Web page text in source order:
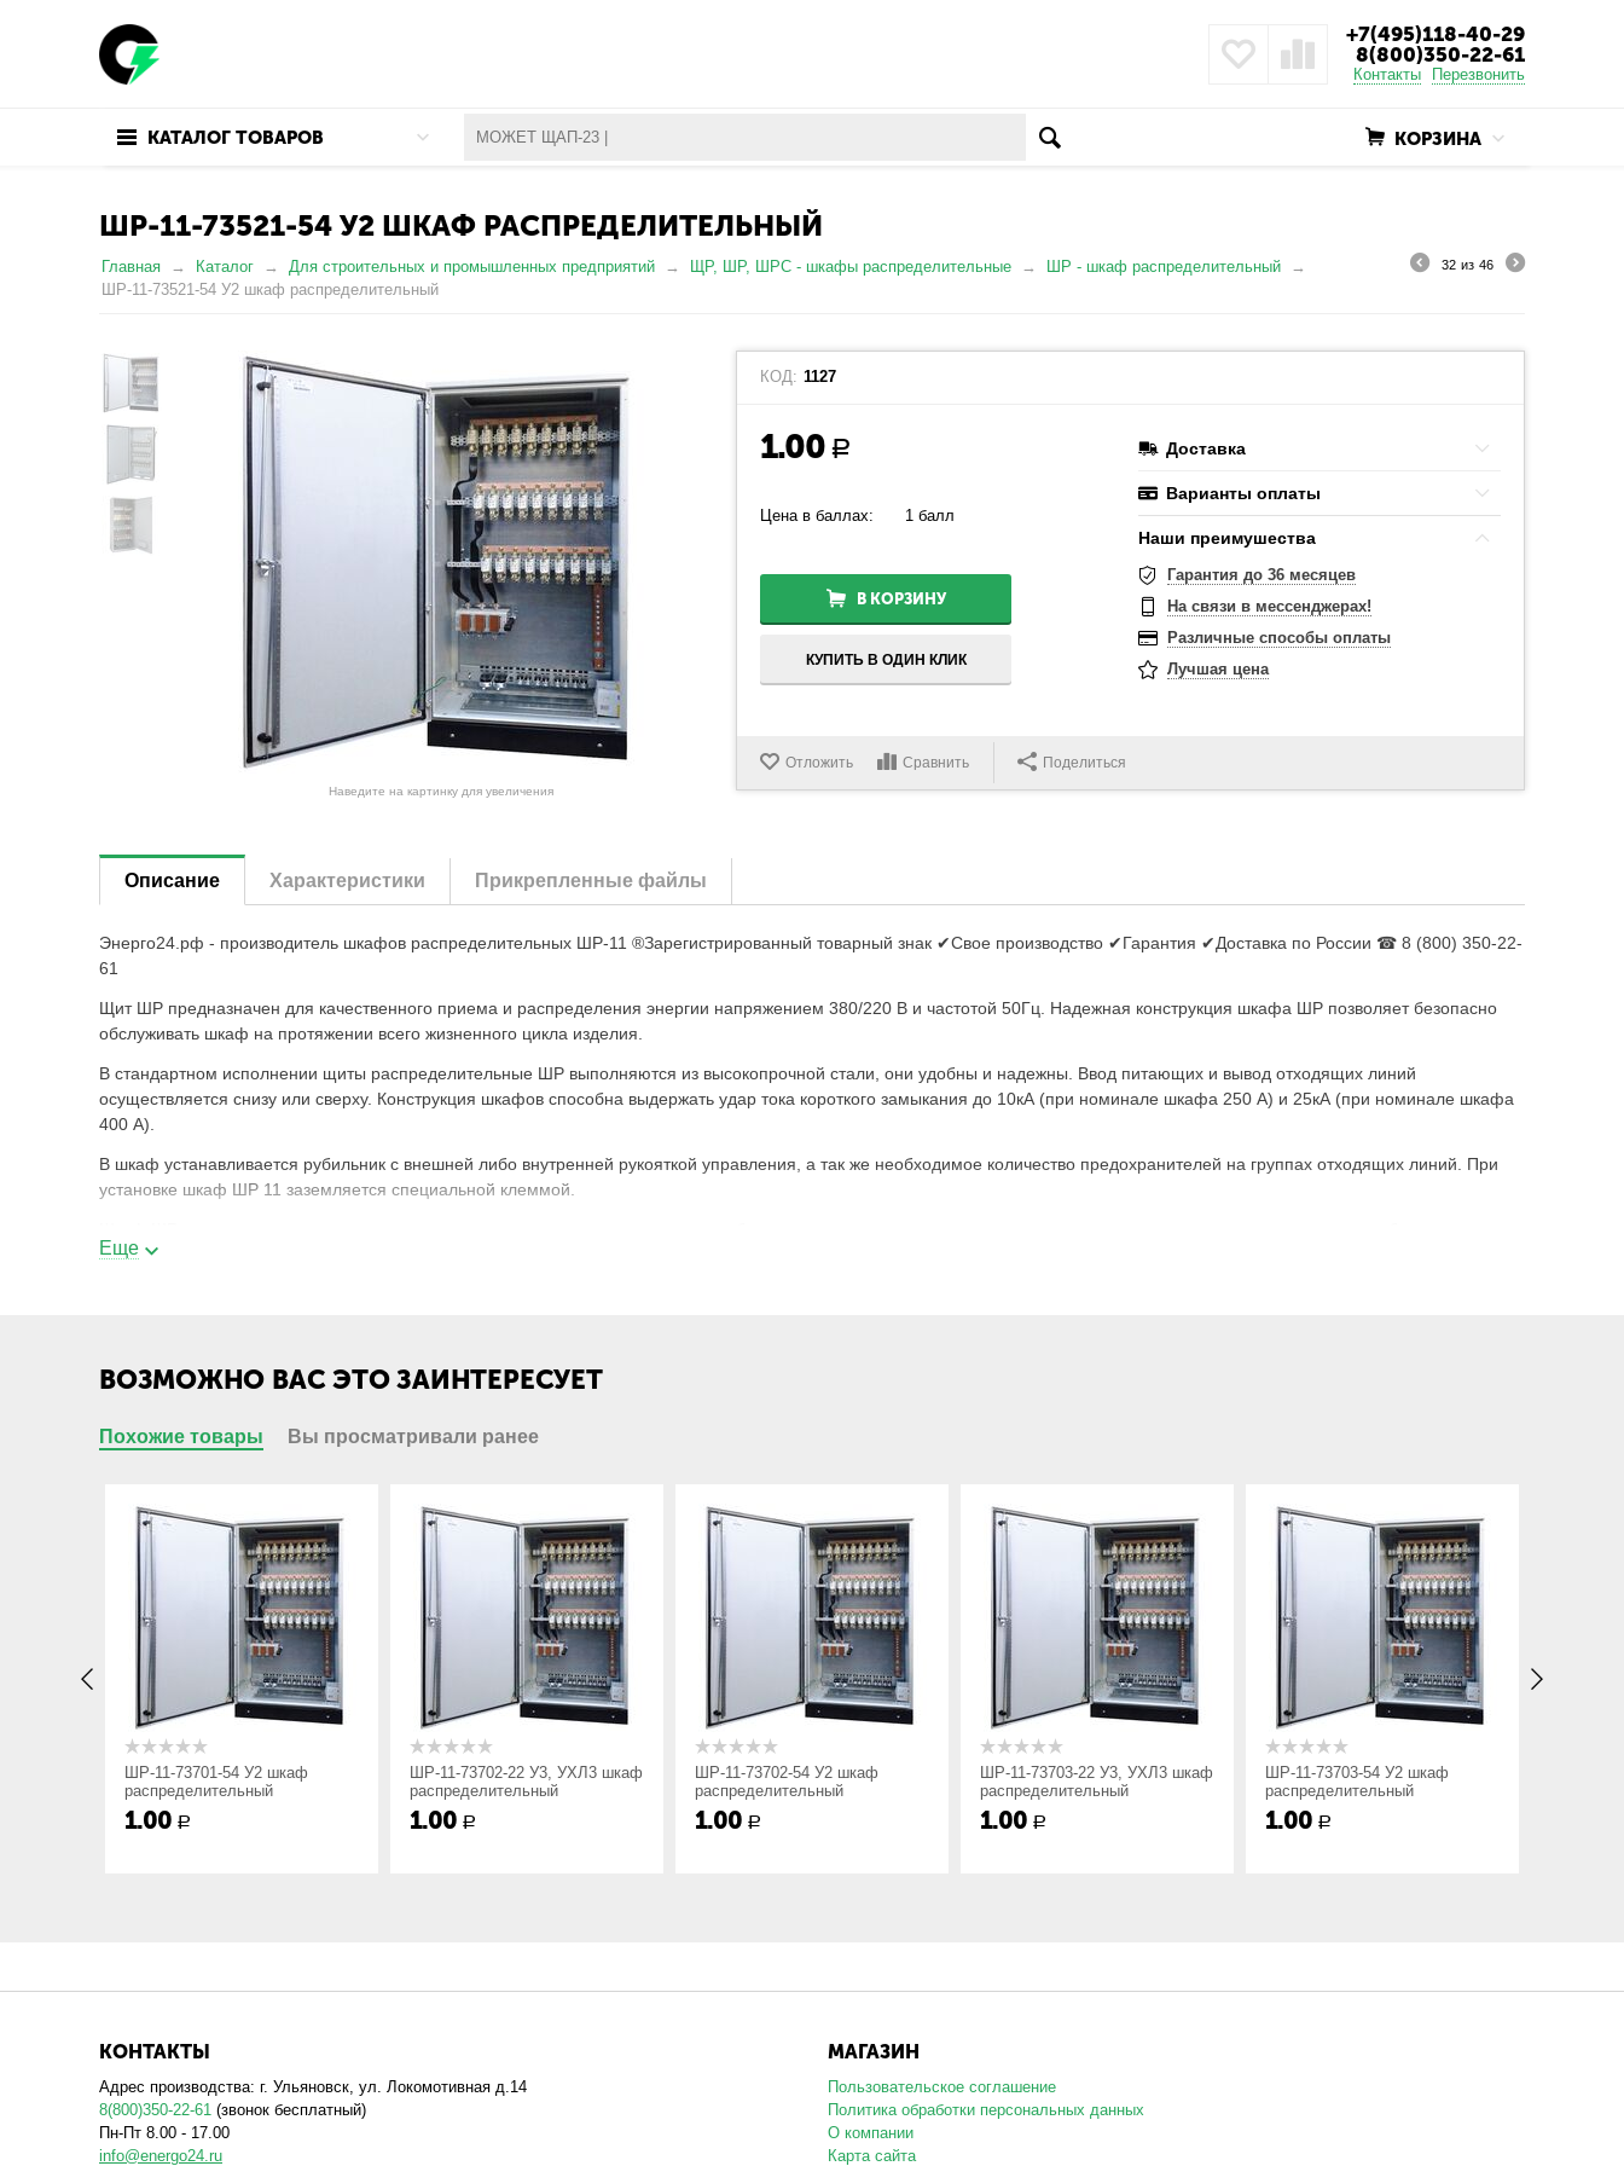
+7(495)118-40-29
8(800)350-22-61
Контакты Перезвонить
КАТАЛОГ ТОВАРОВ КОРЗИНА
ШР-11-73521-54 У2 ШКАФ РАСПРЕДЕЛИТЕЛЬНЫЙ
Главная Каталог Для строительных и промышленных предприятий ЩР, ШР, ШРС - шкафы распределительные
ШР - шкаф распределительный
ШР-11-73521-54 У2 шкаф распределительный
32 из 46
Наведите на картинку для увеличения
КОД: 1127
1.00 Р
Цена в баллах: 1 балл
В КОРЗИНУ
КУПИТЬ В ОДИН КЛИК
Доставка
Варианты оплаты
Наши преимушества
Гарантия до 36 месяцев
На связи в мессенджерах!
Различные способы оплаты
Лучшая цена
Отложить Сравнить Поделиться
Описание Характеристики Прикрепленные файлы
Энерго24.рф - производитель шкафов распределительных ШР-11 ®Зарегистрированный товарный знак ✔Свое производство ✔Гарантия ✔Доставка по России ☎ 8 (800) 350-22-
61
Щит ШР предназначен для качественного приема и распределения энергии напряжением 380/220 В и частотой 50Гц. Надежная конструкция шкафа ШР позволяет безопасно
обслуживать шкаф на протяжении всего жизненного цикла изделия.
В стандартном исполнении щиты распределительные ШР выполняются из высокопрочной стали, они удобны и надежны. Ввод питающих и вывод отходящих линий
осуществляется снизу или сверху. Конструкция шкафов способна выдержать удар тока короткого замыкания до 10кА (при номинале шкафа 250 А) и 25кА (при номинале шкафа
400 А).
В шкаф устанавливается рубильник с внешней либо внутренней рукояткой управления, а так же необходимое количество предохранителей на группах отходящих линий. При
установке шкаф ШР 11 заземляется специальной клеммой.
качественного и надежного распределения токовой нагрузки от 200А.
ШР Шкаф распределительнй;
11 Номер разработки;
Напольное исполнение, ввод проводников в любой комбинации;
Высота шкафа 1600мм;
ширина шкафа: 5 – 500 мм, 7 – 700 мм;
xx2 номер схемы: от 1 до 23;
xx3 степень защиты по ГОСТ 14255: 22 – IP22, 54 – IP54;
Еще
ВОЗМОЖНО ВАС ЭТО ЗАИНТЕРЕСУЕТ
Похожие товары Вы просматривали ранее
ШР-11-73701-54 У2 шкаф
распределительный
1.00 Р
ШР-11-73702-22 У3, УХЛ3 шкаф
распределительный
1.00 Р
ШР-11-73702-54 У2 шкаф
распределительный
1.00 Р
ШР-11-73703-22 У3, УХЛ3 шкаф
распределительный
1.00 Р
ШР-11-73703-54 У2 шкаф
распределительный
1.00 Р
КОНТАКТЫ
Адрес производства: г. Ульяновск, ул. Локомотивная д.14
8(800)350-22-61 (звонок бесплатный)
Пн-Пт 8.00 - 17.00
info@energo24.ru
МАГАЗИН
Пользовательское соглашение
Политика обработки персональных данных
О компании
Карта сайта